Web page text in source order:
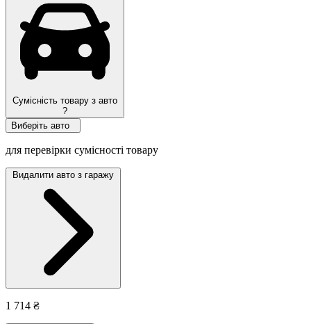
Сумісність товару з авто
?
Виберіть авто
для перевірки сумісності товару
Видалити авто з гаражу
1 714 ₴